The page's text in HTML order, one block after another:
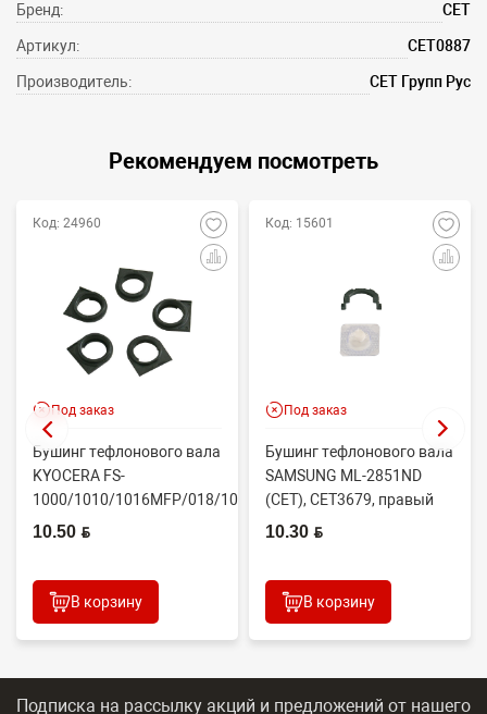
Бренд: CET
Артикул: CET0887
Производитель: СЕТ Групп Рус
Рекомендуем посмотреть
Код: 24960
Под заказ
Бушинг тефлонового вала
KYOCERA FS-
1000/1010/1016MFP/018/1020/1030D
(CET), CET4313B, ...
10.50 BYN
В корзину
Код: 15601
Под заказ
Бушинг тефлонового вала
SAMSUNG ML-2851ND
(CET), CET3679, правый
JC61-02335A
10.30 BYN
В корзину
Подписка на рассылку акций и предложений от нашего